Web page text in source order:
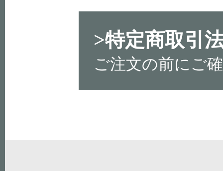
>特定商取引
ご注文の前にご